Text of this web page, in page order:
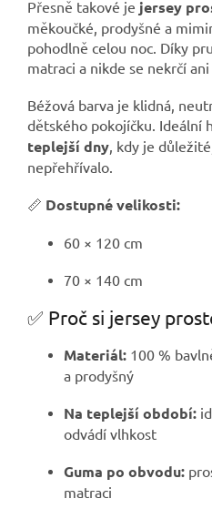
Přesně takové je jersey
měkoučké, prodyšné a
pohodlně celou noc. Díky
matraci a nikde se nekrčí
Béžová barva je klidná,
dětského pokojíčku. Ideální
teplejší dny, kdy je
nepřehřívalo.
📏 Dostupné velikosti:
60 × 120 cm
70 × 140 cm
✅ Proč si jersey
Materiál: 100 %
a prodyšný
Na teplejší období:
odvádí vlhkost
Guma po obvodu:
matraci